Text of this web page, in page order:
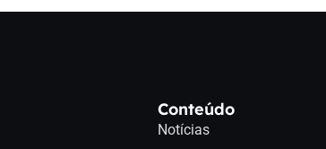
Conteúdo
Notícias